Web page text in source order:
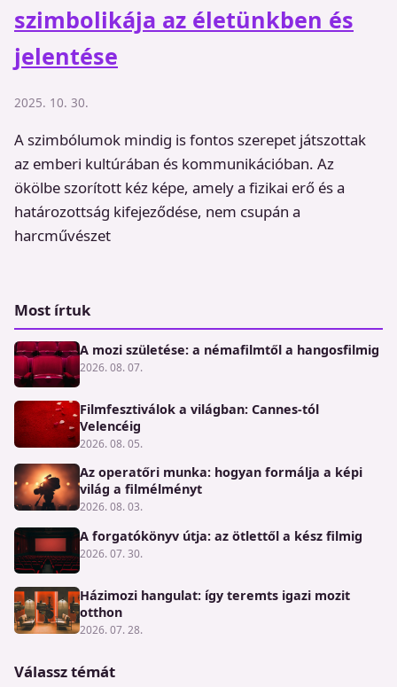
szimbolikája az életünkben és
jelentése
2025. 10. 30.
A szimbólumok mindig is fontos szerepet játszottak
az emberi kultúrában és kommunikációban. Az
ökölbe szorított kéz képe, amely a fizikai erő és a
határozottság kifejeződése, nem csupán a
harcművészet
Most írtuk
A mozi születése: a némafilmtől a hangosfilmig
2026. 08. 07.
Filmfesztiválok a világban: Cannes-tól
Velencéig
2026. 08. 05.
Az operatőri munka: hogyan formálja a képi
világ a filmélményt
2026. 08. 03.
A forgatókönyv útja: az ötlettől a kész filmig
2026. 07. 30.
Házimozi hangulat: így teremts igazi mozit
otthon
2026. 07. 28.
Válassz témát